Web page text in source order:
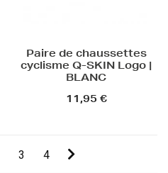
Paire de chaussettes
cyclisme Q-SKIN Logo |
BLANC
11,95 €
3 4